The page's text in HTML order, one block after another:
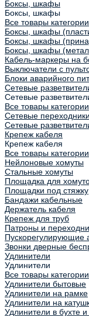
Боксы, шкафы
Боксы, шкафы
Все товары категории
Боксы, шкафы
Боксы, шкафы
Боксы, шкафы
Кабель-маркеры на
Выключатели с
Блоки аварийного
Сетевые
Сетевые
Все товары категории
Сетевые переходники
Сетевые
Крепеж кабеля
Крепеж кабеля
Все товары категории
Нейлоновые хомуты
Стальные хомуты
Площадка для
Площадки под стяжку
Бандажи кабельные
Держатель кабеля
Крепеж для труб
Патроны и
Пускорегулирующие
Звонки дверные
Удлинители
Удлинители
Все товары категории
Удлинители бытовые
Удлинители на рамке
Удлинители на
Удлинители в бухте и